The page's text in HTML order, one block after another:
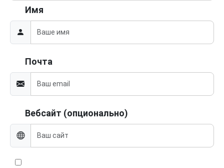
Имя
Почта
Вебсайт (опционально)